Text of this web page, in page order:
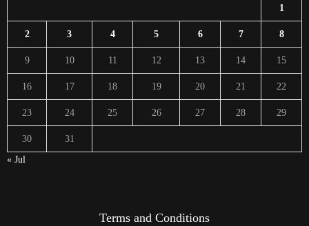
1
2 3 4 5 6 7 8
9 10 11 12 13 14 15
16 17 18 19 20 21 22
23 24 25 26 27 28 29
30
31
« Jul
Terms and Conditions